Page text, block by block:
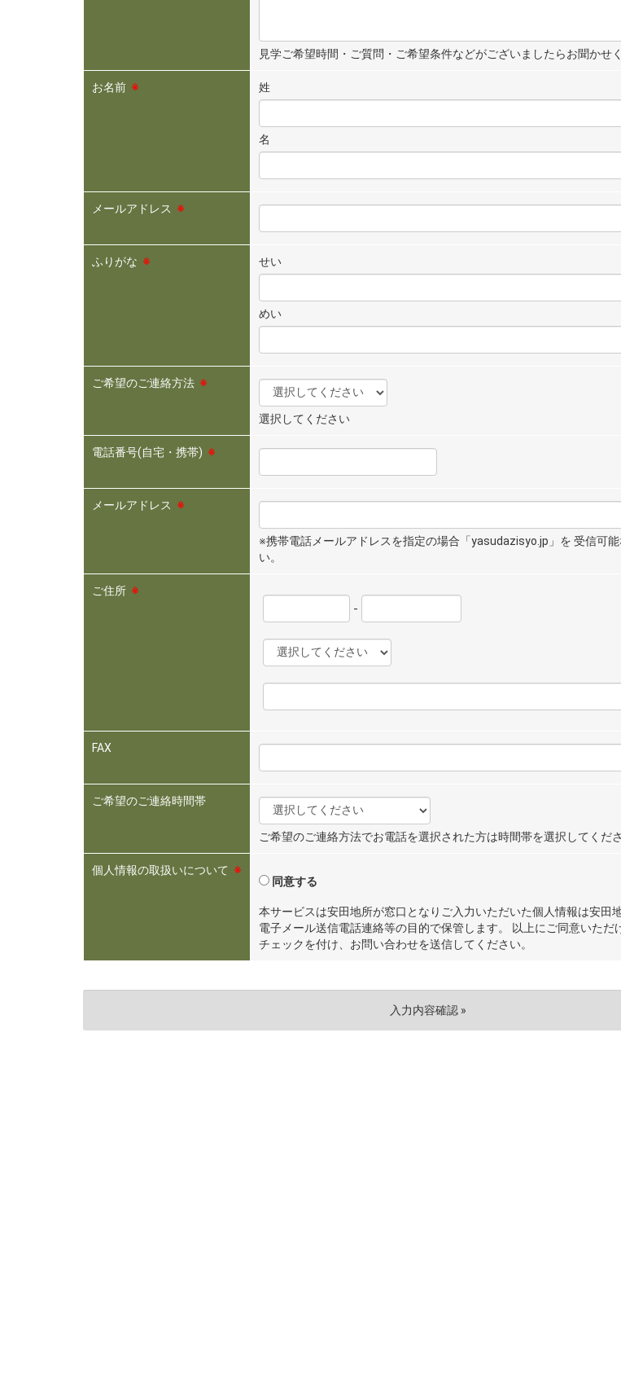
見学ご希望時間・ご質問・ご希望条件などがございましたらお聞かせく
お名前 ※ 姓
名
メールアドレス ※
ふりがな ※ せい
めい
ご希望のご連絡方法 ※
選択してください
電話番号(自宅・携帯) ※
メールアドレス ※
※携帯電話メールアドレスを指定の場合「yasudazisyo.jp」を 受信可
い。
ご住所 ※
-
FAX
ご希望のご連絡時間帯
ご希望のご連絡方法でお電話を選択された方は時間帯を選択してくださ
個人情報の取扱いについて ※
同意する
本サービスは安田地所が窓口となりご入力いただいた個人情報は安田
電子メール送信電話連絡等の目的で保管します。 以上にご同意いただ
チェックを付け、お問い合わせを送信してください。